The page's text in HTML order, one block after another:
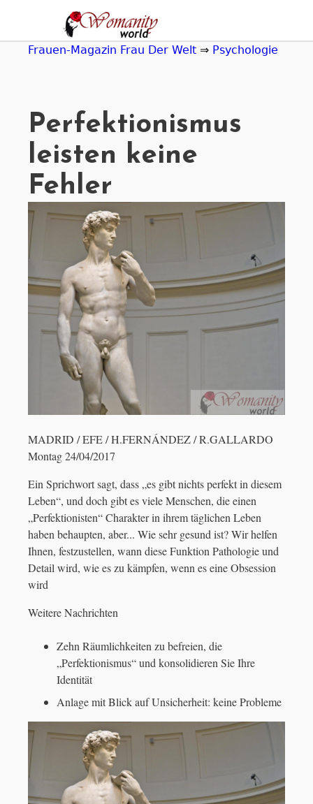
navigation
Frauen-Magazin Frau Der Welt ⇒ Psychologie
Perfektionismus
leisten keine
Fehler
MADRID / EFE / H.FERNÁNDEZ / R.GALLARDO
Montag 24/04/2017
Ein Sprichwort sagt, dass „es gibt nichts perfekt in diesem
Leben“, und doch gibt es viele Menschen, die einen
„Perfektionisten“ Charakter in ihrem täglichen Leben
haben behaupten, aber... Wie sehr gesund ist? Wir helfen
Ihnen, festzustellen, wann diese Funktion Pathologie und
Detail wird, wie es zu kämpfen, wenn es eine Obsession
wird
Weitere Nachrichten
Zehn Räumlichkeiten zu befreien, die
„Perfektionismus“ und konsolidieren Sie Ihre
Identität
Anlage mit Blick auf Unsicherheit: keine Probleme